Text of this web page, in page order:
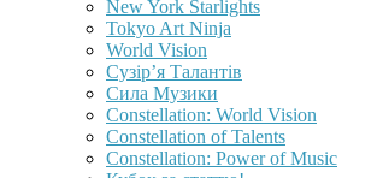
New York Starlights
Tokyo Art Ninja
World Vision
Сузір’я Талантів
Сила Музики
Constellation: World Vision
Constellation of Talents
Constellation: Power of Music